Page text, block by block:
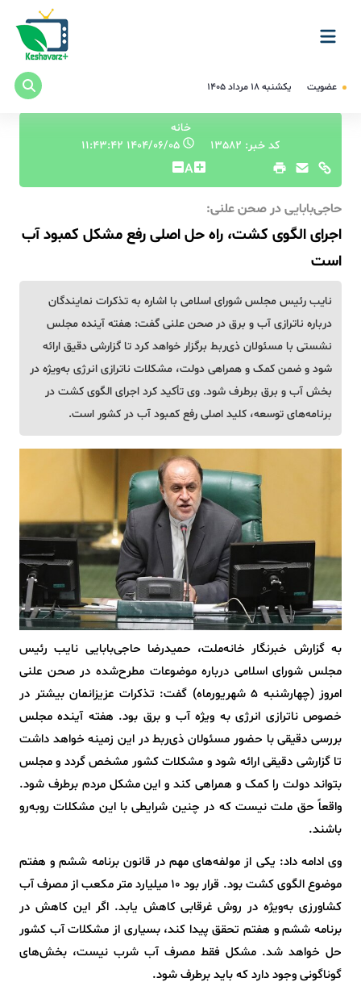
عضویت یکشنبه ۱۸ مرداد ۱۴۰۵
خانه
کد خبر: 13582
۱۴۰۴/۰۶/۰۵ ۱۱:۴۳:۴۲
A
حاجی‌بابایی در صحن علنی:
اجرای الگوی کشت، راه حل اصلی رفع مشکل کمبود آب
است
نایب رئیس مجلس شورای اسلامی با اشاره به تذکرات نمایندگان
درباره ناترازی آب و برق در صحن علنی گفت: هفته آینده مجلس
نشستی با مسئولان ذی‌ربط برگزار خواهد کرد تا گزارشی دقیق ارائه
شود و ضمن کمک و همراهی دولت، مشکلات ناترازی انرژی به‌ویژه در
بخش آب و برق برطرف شود. وی تأکید کرد اجرای الگوی کشت در
برنامه‌های توسعه، کلید اصلی رفع کمبود آب در کشور است.
به گزارش خبرنگار خانه‌ملت، حمیدرضا حاجی‌بابایی نایب رئیس
مجلس شورای اسلامی درباره موضوعات مطرح‌شده در صحن علنی
امروز (چهارشنبه 5 شهریورماه) گفت: تذکرات عزیزانمان بیشتر در
خصوص ناترازی انرژی به ویژه آب و برق بود. هفته آینده مجلس
بررسی دقیقی با حضور مسئولان ذی‌ربط در این زمینه خواهد داشت
تا گزارشی دقیقی ارائه شود و مشکلات کشور مشخص گردد و مجلس
بتواند دولت را کمک و همراهی کند و این مشکل مردم برطرف شود.
واقعاً حق ملت نیست که در چنین شرایطی با این مشکلات روبه‌رو
باشند.
وی ادامه داد: یکی از مولفه‌های مهم در قانون برنامه ششم و هفتم
موضوع الگوی کشت بود. قرار بود ۱۰ میلیارد متر مکعب از مصرف آب
کشاورزی به‌ویژه در روش غرقابی کاهش یابد. اگر این کاهش در
برنامه ششم و هفتم تحقق پیدا کند، بسیاری از مشکلات آب کشور
حل خواهد شد. مشکل فقط مصرف آب شرب نیست، بخش‌های
گوناگونی وجود دارد که باید برطرف شود.